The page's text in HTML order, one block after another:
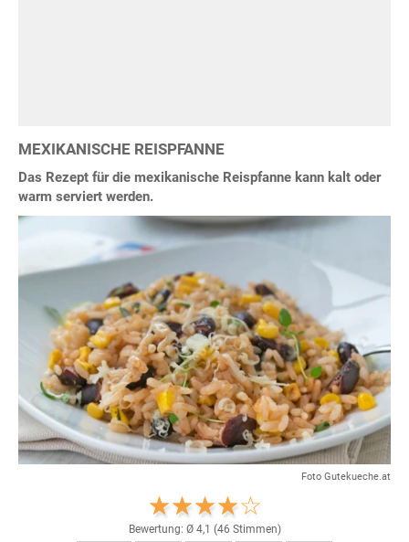
MEXIKANISCHE REISPFANNE
Das Rezept für die mexikanische Reispfanne kann kalt oder
warm serviert werden.
Foto Gutekueche.at
Bewertung: Ø 4,1 (46 Stimmen)